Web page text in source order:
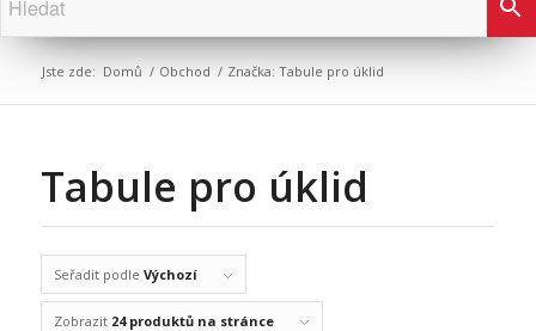
Jste zde: Domů / Obchod / Značka: Tabule pro úklid
Tabule pro úklid
Seřadit podle Výchozí
Zobrazit 24 produktů na stránce